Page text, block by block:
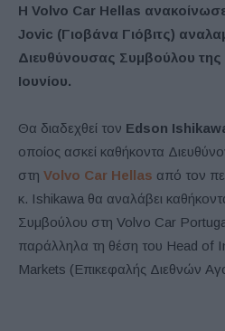
H Volvo Car Hellas
Jovic (Γιοβάνα Γιόβιτς)
Διευθύνουσας Συμβούλου της
Ιουνίου.
Θα διαδεχθεί τον Edson
οποίος ασκεί καθήκοντα
στη Volvo Car Hellas από τον
κ. Ishikawa θα αναλάβει
Συμβούλου στη Volvo Car
παράλληλα τη θέση του Head of
Markets (Επικεφαλής Διεθνών